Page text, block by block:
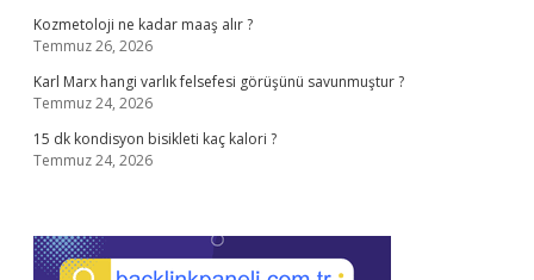
Kozmetoloji ne kadar maaş alır ?
Temmuz 26, 2026
Karl Marx hangi varlık felsefesi görüşünü savunmuştur ?
Temmuz 24, 2026
15 dk kondisyon bisikleti kaç kalori ?
Temmuz 24, 2026